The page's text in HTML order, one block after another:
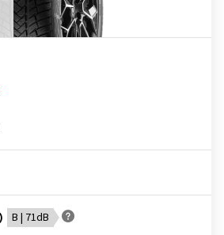
B | 71dB